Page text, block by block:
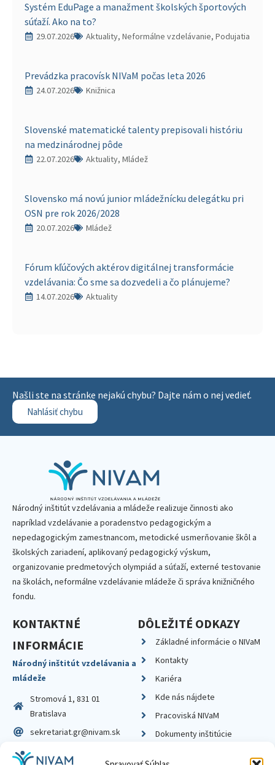
Systém EduPage a manažment školských športových
súťaží. Ako na to?
29.07.2026 Aktuality, Neformálne vzdelávanie, Podujatia
Prevádzka pracovísk NIVaM počas leta 2026
24.07.2026 Knižnica
Slovenské matematické talenty prepisovali históriu
na medzinárodnej pôde
22.07.2026 Aktuality, Mládež
Slovensko má novú junior mládežnícku delegátku pri
OSN pre rok 2026/2028
20.07.2026 Mládež
Fórum kľúčových aktérov digitálnej transformácie
vzdelávania: Čo sme sa dozvedeli a čo plánujeme?
14.07.2026 Aktuality
Našli ste na stránke nejakú chybu? Dajte nám o nej vedieť.
Nahlásiť chybu
Národný inštitút vzdelávania a mládeže realizuje činnosti ako
napríklad vzdelávanie a poradenstvo pedagogickým a
nepedagogickým zamestnancom, metodické usmerňovanie škôl a
školských zariadení, aplikovaný pedagogický výskum,
organizovanie predmetových olympiád a súťaží, externé testovanie
na školách, neformálne vzdelávanie mládeže či správa knižničného
fondu.
KONTAKTNÉ
INFORMÁCIE
Národný inštitút vzdelávania a
mládeže
Stromová 1, 831 01
Bratislava
sekretariat.gr@nivam.sk
IČO: 00164348
DÔLEŽITÉ ODKAZY
Základné informácie o NIVaM
Kontakty
Kariéra
Kde nás nájdete
Pracoviská NIVaM
Dokumenty inštitúcie